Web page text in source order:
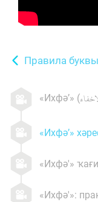
Правила буквы
«Ихфә’» (
«Ихфә’»
«Ихфә'»
«Ихфә'»: